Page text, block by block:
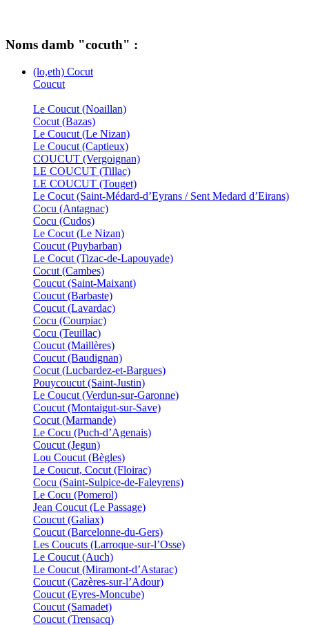
Noms damb "cocuth" :
(lo,eth) Cocut
Coucut
Le Coucut (Noaillan)
Cocut (Bazas)
Le Coucut (Le Nizan)
Le Coucut (Captieux)
COUCUT (Vergoignan)
LE COUCUT (Tillac)
LE COUCUT (Touget)
Le Cocut (Saint-Médard-d’Eyrans / Sent Medard d’Eirans)
Cocu (Antagnac)
Cocu (Cudos)
Le Cocut (Le Nizan)
Coucut (Puybarban)
Le Cocut (Tizac-de-Lapouyade)
Cocut (Cambes)
Coucut (Saint-Maixant)
Coucut (Barbaste)
Coucut (Lavardac)
Cocu (Courpiac)
Cocu (Teuillac)
Coucut (Maillères)
Coucut (Baudignan)
Cocut (Lucbardez-et-Bargues)
Pouycoucut (Saint-Justin)
Le Coucut (Verdun-sur-Garonne)
Coucut (Montaigut-sur-Save)
Cocut (Marmande)
Le Cocu (Puch-d’Agenais)
Coucut (Jegun)
Lou Coucut (Bègles)
Le Coucut, Cocut (Floirac)
Cocu (Saint-Sulpice-de-Faleyrens)
Le Cocu (Pomerol)
Jean Coucut (Le Passage)
Coucut (Galiax)
Coucut (Barcelonne-du-Gers)
Les Coucuts (Larroque-sur-l’Osse)
Le Coucut (Auch)
Le Coucut (Miramont-d’Astarac)
Coucut (Cazères-sur-l’Adour)
Coucut (Eyres-Moncube)
Coucut (Samadet)
Coucut (Trensacq)